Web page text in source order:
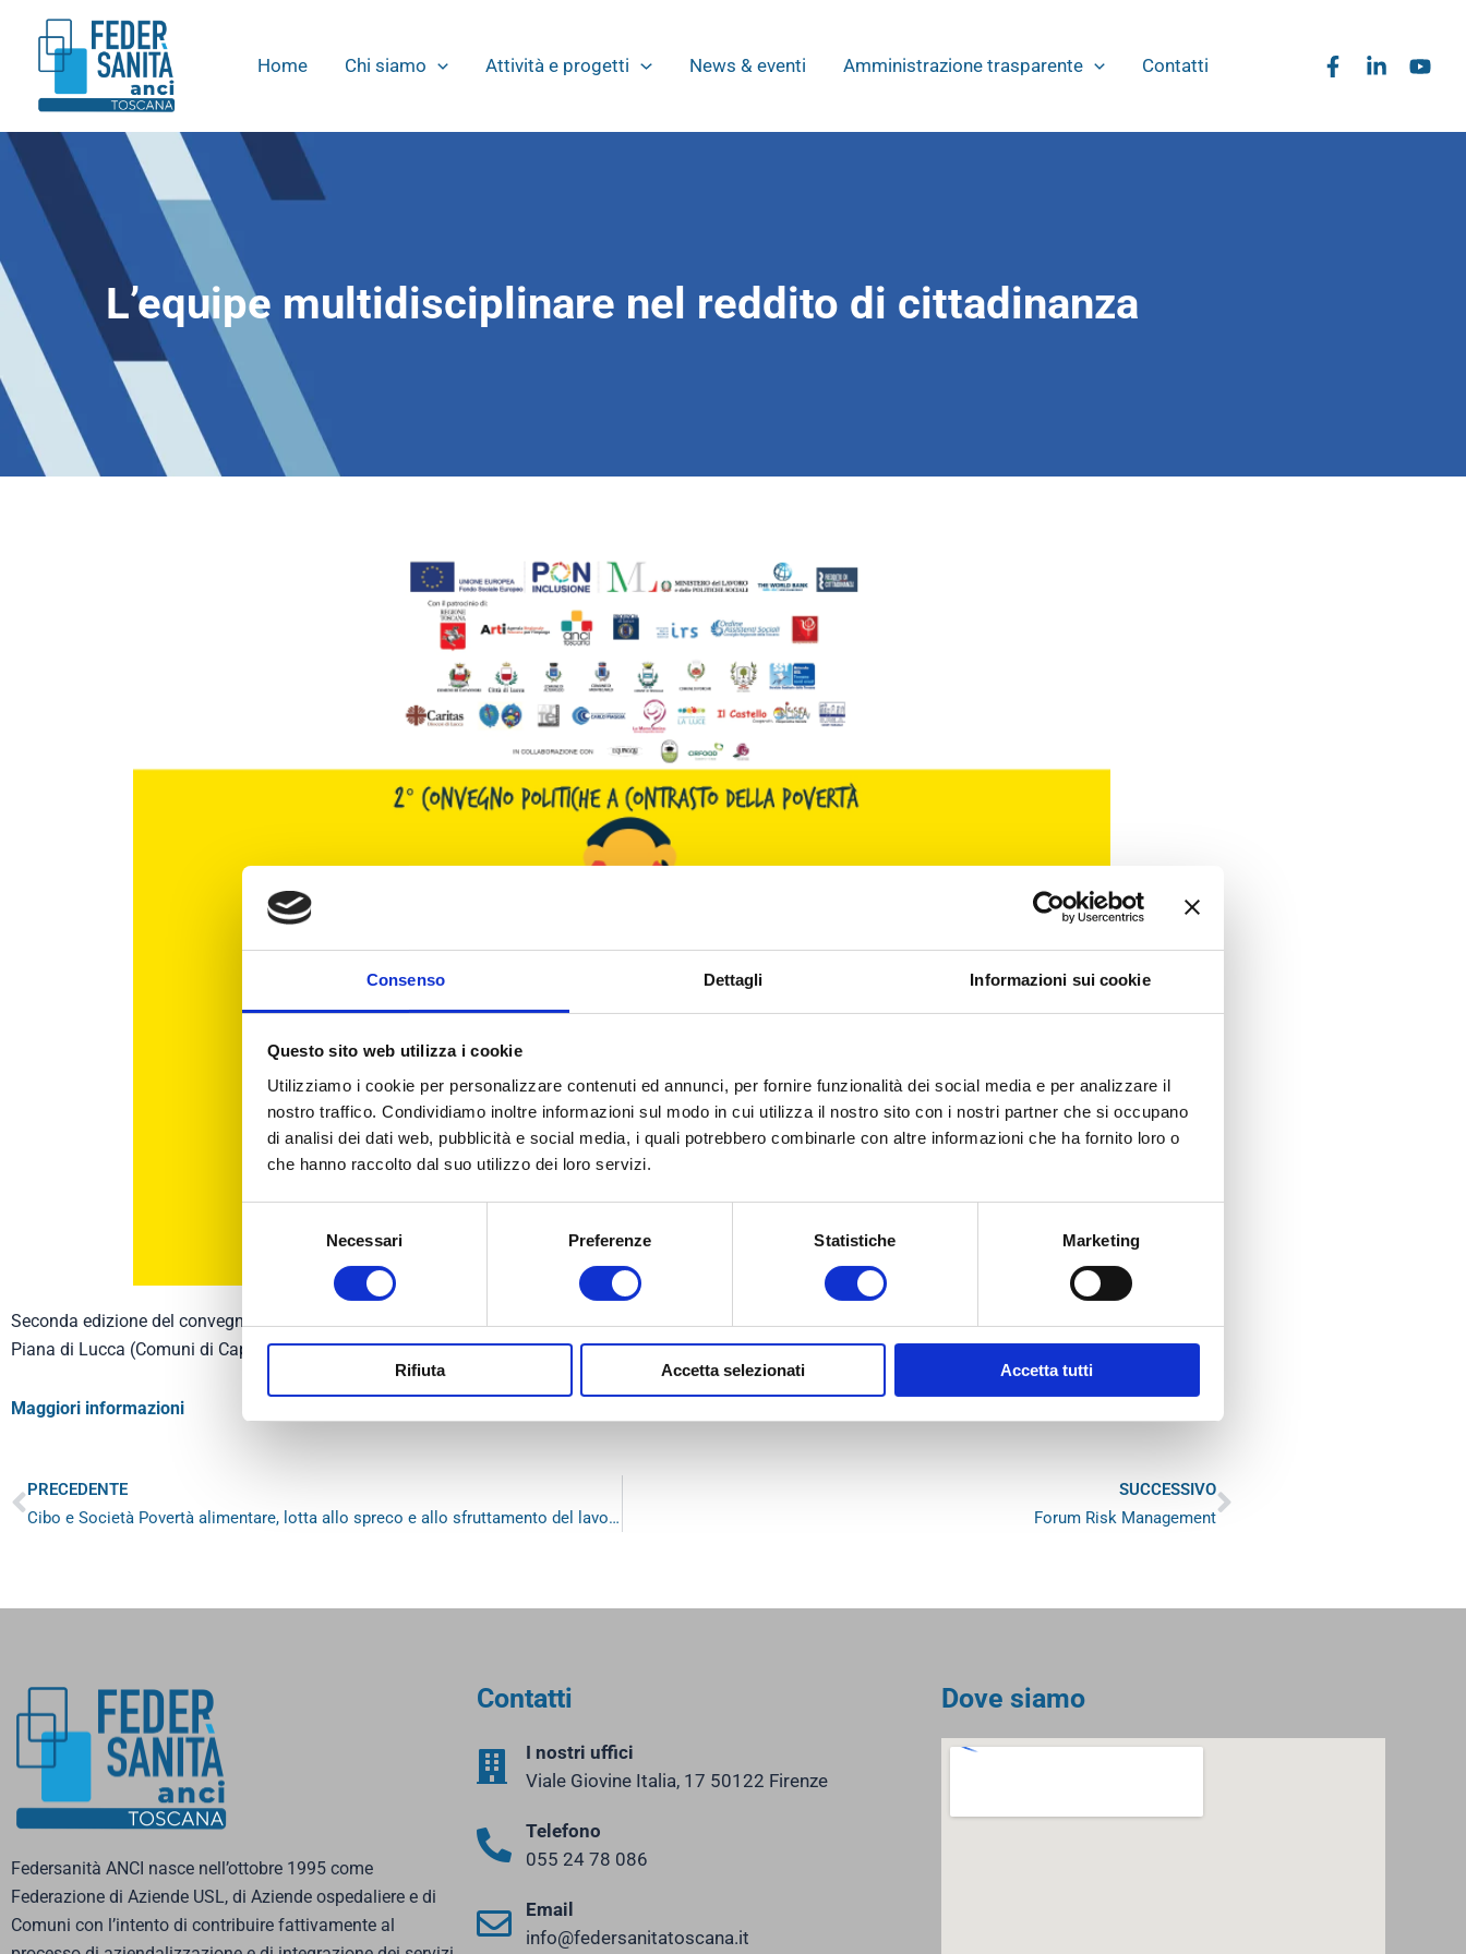
Consenso Dettagli Informazioni sui cookie
Questo sito web utilizza i cookie
Utilizziamo i cookie per personalizzare contenuti ed annunci, per fornire funzionalità dei social media e per analizzare il
nostro traffico. Condividiamo inoltre informazioni sul modo in cui utilizza il nostro sito con i nostri partner che si occupano
di analisi dei dati web, pubblicità e social media, i quali potrebbero combinarle con altre informazioni che ha fornito loro o
che hanno raccolto dal suo utilizzo dei loro servizi.
Necessari Preferenze Statistiche Marketing
Rifiuta Accetta selezionati Accetta tutti
contenuto
contenuto
Home Chi siamo Attività e progetti News & eventi Amministrazione trasparente Contatti
L’equipe multidisciplinare nel reddito di cittadinanza
Seconda edizione del convegno sulle politiche di contrasto alla povertà dal titolo promosso dal Comune di Capannori come ente capofila nell’ambito della
Piana di Lucca (Comuni di Capannori, Lucca, Altopascio, Montecarlo, Villa Basilica, Porcari, Pescaglia) del reddito di cittadinanza.
Maggiori informazioni
Precedente
PRECEDENTE
Cibo e Società Povertà alimentare, lotta allo spreco e allo sfruttamento del lavoro
SUCCESSIVO
Forum Risk Management
Successivo
Federsanità ANCI nasce nell’ottobre 1995 come
Federazione di Aziende USL, di Aziende ospedaliere e di
Comuni con l’intento di contribuire fattivamente al
Contatti
I nostri uffici
Viale Giovine Italia, 17 50122 Firenze
Telefono
055 24 78 086
Email
info@federsanitatoscana.it
Dove siamo